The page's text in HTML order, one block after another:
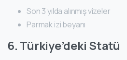
Son 3 yılda alınmış vizeler
Parmak izi beyanı
6. Türkiye’deki Statü